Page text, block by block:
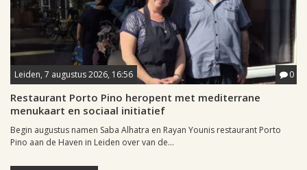
Leiden, 7 augustus 2026, 16:56 0
Restaurant Porto Pino heropent met mediterrane
menukaart en sociaal initiatief
Begin augustus namen Saba Alhatra en Rayan Younis restaurant Porto
Pino aan de Haven in Leiden over van de...